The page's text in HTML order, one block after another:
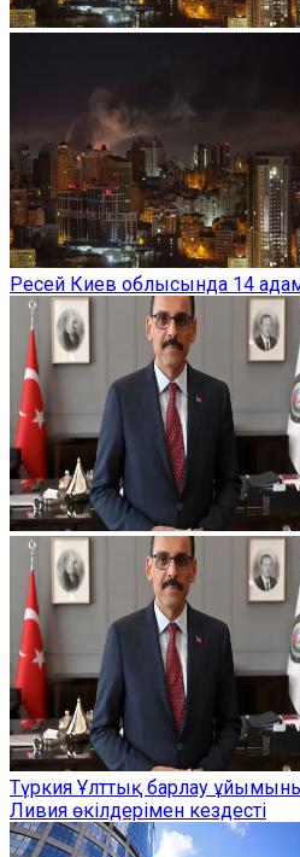
Ресей Киев облысында 14
Түркия Ұлттық барлау
Ливия өкілдерімен кездесті